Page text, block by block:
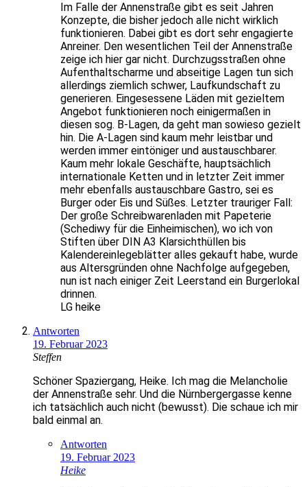
Im Falle der Annenstraße gibt es seit Jahren
Konzepte, die bisher jedoch alle nicht wirklich
funktionieren. Dabei gibt es dort sehr engagierte
Anreiner. Den wesentlichen Teil der Annenstraße
zeige ich hier gar nicht. Durchzugsstraßen ohne
Aufenthaltscharme und abseitige Lagen tun sich
allerdings ziemlich schwer, Laufkundschaft zu
generieren. Eingesessene Läden mit gezieltem
Angebot funktionieren noch einigermaßen in
diesen sog. B-Lagen, da geht man sowieso gezielt
hin. Die A-Lagen sind kaum mehr leistbar und
werden immer eintöniger und austauschbarer.
Kaum mehr lokale Geschäfte, hauptsächlich
internationale Ketten und in letzter Zeit immer
mehr ebenfalls austauschbare Gastro, sei es
Burger oder Eis und Süßes. Letzter trauriger Fall:
Der große Schreibwarenladen mit Papeterie
(Schediwy für die Einheimischen), wo ich von
Stiften über DIN A3 Klarsichthüllen bis
Kalendereinlegeblätter alles gekauft habe, wurde
aus Altersgründen ohne Nachfolge aufgegeben,
nun ist nach einiger Zeit Leerstand ein Burgerlokal
drinnen.
LG heike
Antworten
19. Februar 2023
Steffen
Schöner Spaziergang, Heike. Ich mag die Melancholie
der Annenstraße sehr. Und die Nürnbergergasse kenne
ich tatsächlich auch nicht (bewusst). Die schaue ich mir
bald einmal an.
Antworten
19. Februar 2023
Heike